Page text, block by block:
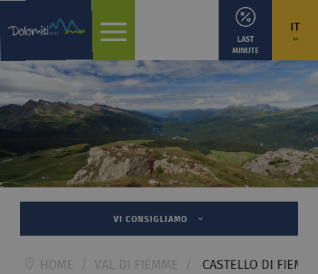
IT
LAST
MINUTE
VI CONSIGLIAMO
HOME / VAL DI FIEMME / CASTELLO DI